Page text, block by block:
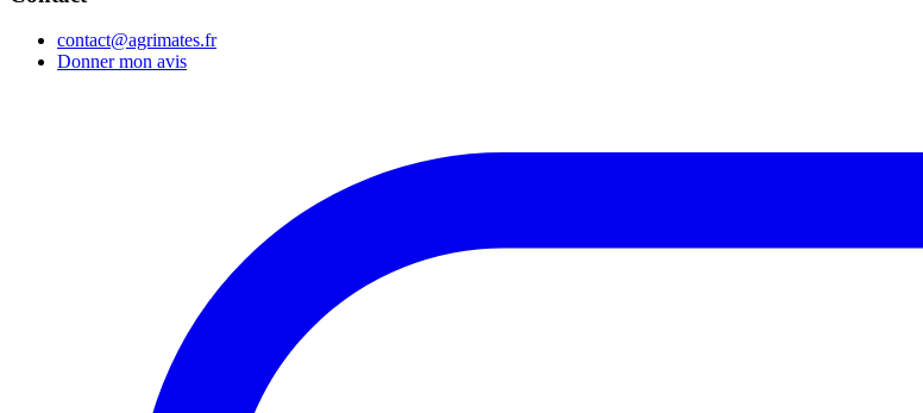
contact@agrimates.fr
Donner mon avis